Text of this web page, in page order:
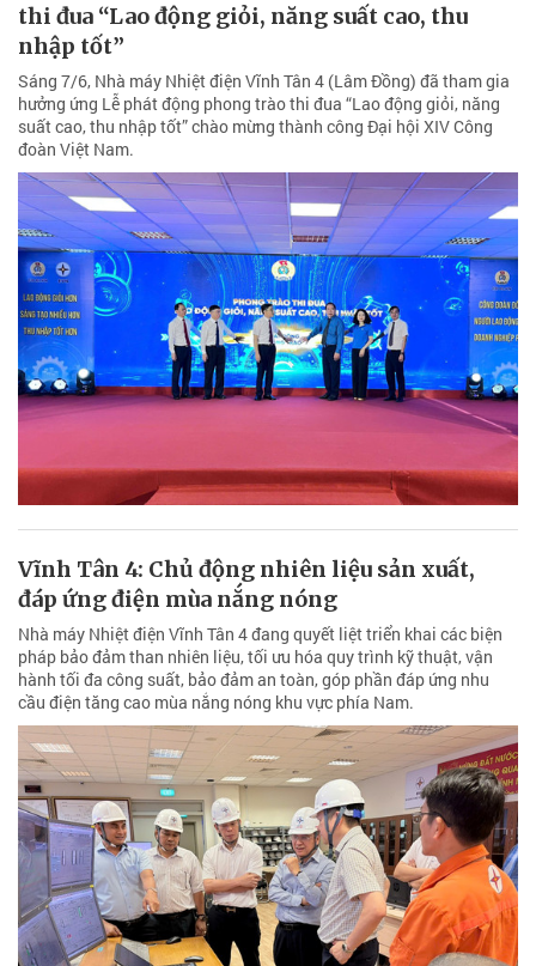
thi đua “Lao động giỏi, năng suất cao, thu
nhập tốt”
Sáng 7/6, Nhà máy Nhiệt điện Vĩnh Tân 4 (Lâm Đồng) đã tham gia
hưởng ứng Lễ phát động phong trào thi đua “Lao động giỏi, năng
suất cao, thu nhập tốt” chào mừng thành công Đại hội XIV Công
đoàn Việt Nam.
Vĩnh Tân 4: Chủ động nhiên liệu sản xuất,
đáp ứng điện mùa nắng nóng
Nhà máy Nhiệt điện Vĩnh Tân 4 đang quyết liệt triển khai các biện
pháp bảo đảm than nhiên liệu, tối ưu hóa quy trình kỹ thuật, vận
hành tối đa công suất, bảo đảm an toàn, góp phần đáp ứng nhu
cầu điện tăng cao mùa nắng nóng khu vực phía Nam.